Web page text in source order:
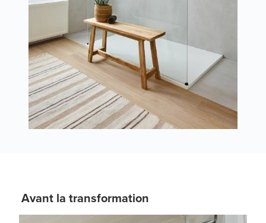
Avant la transformation